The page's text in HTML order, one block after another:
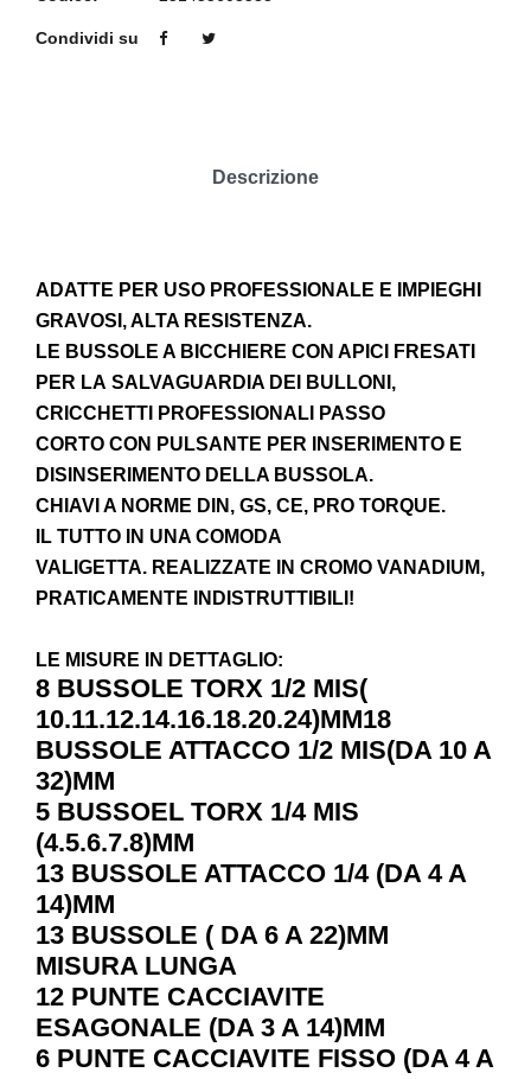
Condividi su
Descrizione
ADATTE PER USO PROFESSIONALE E IMPIEGHI
GRAVOSI, ALTA RESISTENZA.
LE BUSSOLE A BICCHIERE CON APICI FRESATI
PER LA SALVAGUARDIA DEI BULLONI,
CRICCHETTI PROFESSIONALI PASSO
CORTO CON PULSANTE PER INSERIMENTO E
DISINSERIMENTO DELLA BUSSOLA.
CHIAVI A NORME DIN, GS, CE, PRO TORQUE.
IL TUTTO IN UNA COMODA
VALIGETTA. REALIZZATE IN CROMO VANADIUM,
PRATICAMENTE INDISTRUTTIBILI!
LE MISURE IN DETTAGLIO:
8 BUSSOLE TORX 1/2 MIS(
10.11.12.14.16.18.20.24)MM18
BUSSOLE ATTACCO 1/2 MIS(DA 10 A
32)MM
5 BUSSOEL TORX 1/4 MIS
(4.5.6.7.8)MM
13 BUSSOLE ATTACCO 1/4 (DA 4 A
14)MM
13 BUSSOLE ( DA 6 A 22)MM
MISURA LUNGA
12 PUNTE CACCIAVITE
ESAGONALE (DA 3 A 14)MM
6 PUNTE CACCIAVITE FISSO (DA 4 A